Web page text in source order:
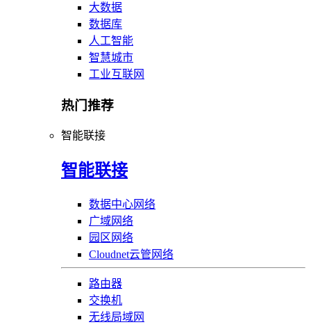
大数据
数据库
人工智能
智慧城市
工业互联网
热门推荐
智能联接
智能联接
数据中心网络
广域网络
园区网络
Cloudnet云管网络
路由器
交换机
无线局域网